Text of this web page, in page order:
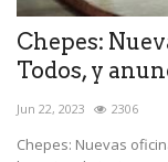
Chepes:
Todos, y
Jun 22, 2023 2306
Chepes: Nuevas